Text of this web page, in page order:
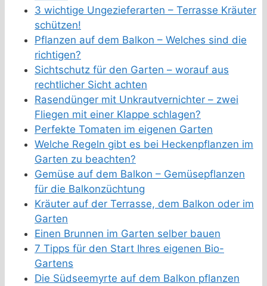
3 wichtige Ungezieferarten – Terrasse Kräuter
schützen!
Pflanzen auf dem Balkon – Welches sind die
richtigen?
Sichtschutz für den Garten – worauf aus
rechtlicher Sicht achten
Rasendünger mit Unkrautvernichter – zwei
Fliegen mit einer Klappe schlagen?
Perfekte Tomaten im eigenen Garten
Welche Regeln gibt es bei Heckenpflanzen im
Garten zu beachten?
Gemüse auf dem Balkon – Gemüsepflanzen
für die Balkonzüchtung
Kräuter auf der Terrasse, dem Balkon oder im
Garten
Einen Brunnen im Garten selber bauen
7 Tipps für den Start Ihres eigenen Bio-
Gartens
Die Südseemyrte auf dem Balkon pflanzen